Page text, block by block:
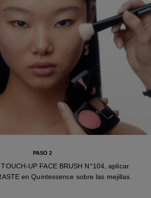
PASO 2
UP FACE BRUSH N°104, aplicar
en Quintessence sobre las mejillas.